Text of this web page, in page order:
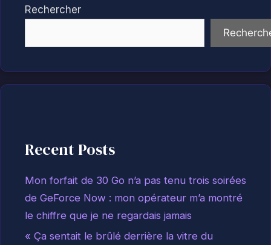
Rechercher
Recent Posts
Mon forfait de 30 Go n’a pas tenu trois soirées
de GeForce Now : mon opérateur m’a montré
le chiffre que je ne regardais jamais
« Ça sentait le brûlé derrière la vitre du